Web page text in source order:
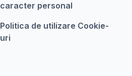
caracter personal
Politica de utilizare Cookie-
uri